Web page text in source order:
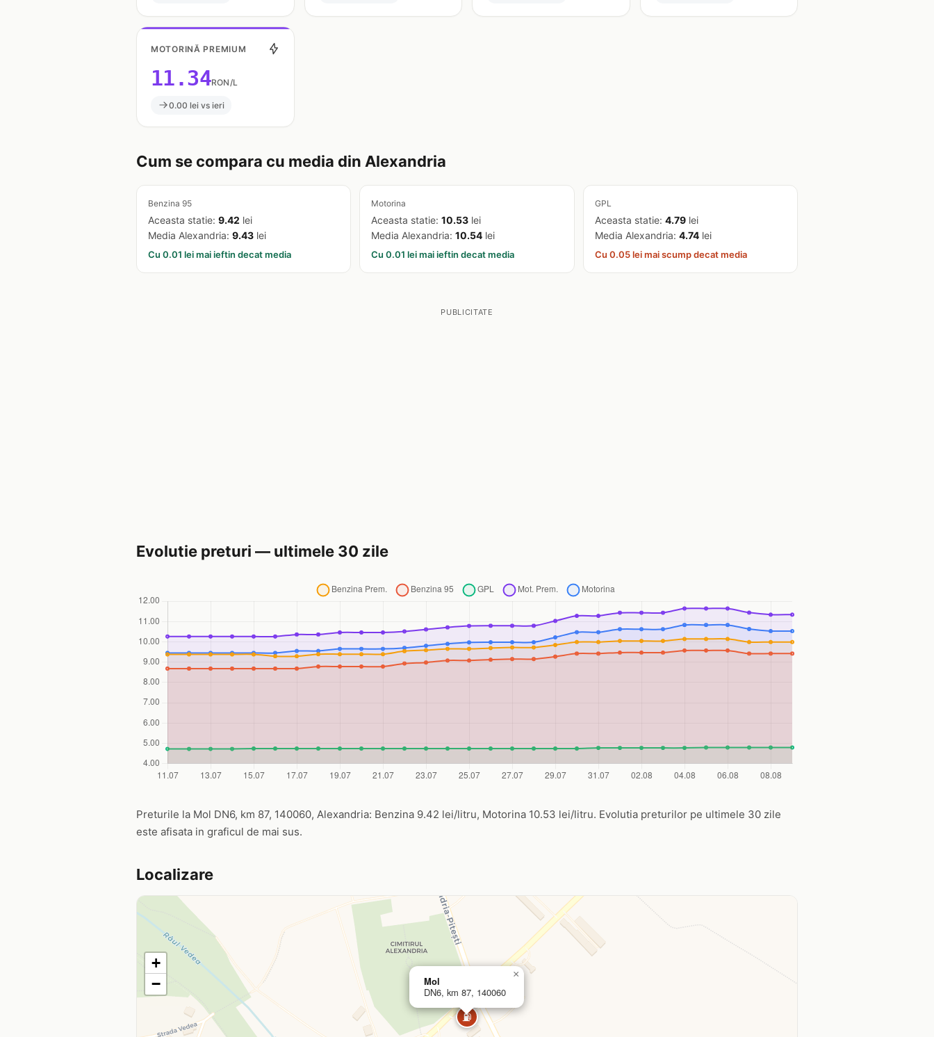
MOTORINĂ PREMIUM
11.34RON/L
0.00 lei vs ieri
Cum se compara cu media din Alexandria
Benzina 95
Aceasta statie: 9.42 lei
Media Alexandria: 9.43 lei
Cu 0.01 lei mai ieftin decat media
Motorina
Aceasta statie:10.53 lei
Media Alexandria:10.54 lei
Cu 0.01 lei mai ieftin decat media
GPL
Aceasta statie: 4.79lei
Media Alexandria: 4.74lei
Cu 0.05 lei mai scump decat media
PUBLICITATE
Evolutie preturi — ultimele 30 zile
Preturile la Mol DN6, km 87, 140060, Alexandria: Benzina 9.42 lei/litru, Motorina 10.53 lei/litru. Evolutia preturilor pe ultimele 30 zile
este afisata in graficul de mai sus.
Localizare
⛽
Mol
DN6, km 87, 140060
×
+
−